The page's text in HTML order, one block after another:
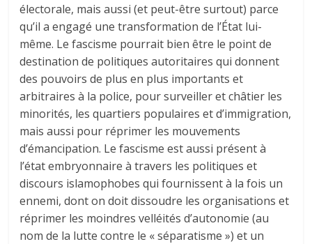
électorale, mais aussi (et peut-être surtout) parce
qu’il a engagé une transformation de l’État lui-
même. Le fascisme pourrait bien être le point de
destination de politiques autoritaires qui donnent
des pouvoirs de plus en plus importants et
arbitraires à la police, pour surveiller et châtier les
minorités, les quartiers populaires et d’immigration,
mais aussi pour réprimer les mouvements
d’émancipation. Le fascisme est aussi présent à
l’état embryonnaire à travers les politiques et
discours islamophobes qui fournissent à la fois un
ennemi, dont on doit dissoudre les organisations et
réprimer les moindres velléités d’autonomie (au
nom de la lutte contre le « séparatisme ») et un